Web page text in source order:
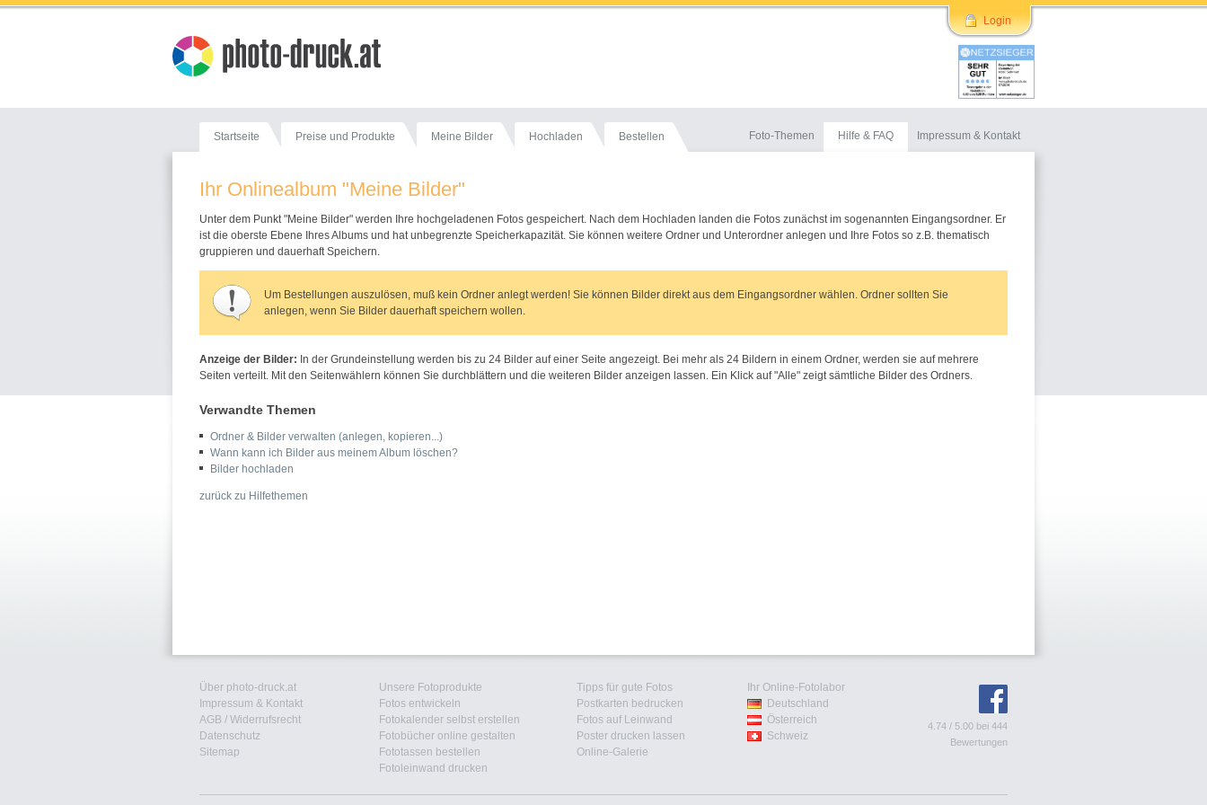
Login
Startseite Preise und Produkte Meine Bilder Hochladen Bestellen Foto-Themen Hilfe & FAQ Impressum & Kontakt
Ihr Onlinealbum "Meine Bilder"
Unter dem Punkt "Meine Bilder" werden Ihre hochgeladenen Fotos gespeichert. Nach dem Hochladen landen die Fotos zunächst im sogenannten Eingangsordner. Er
ist die oberste Ebene Ihres Albums und hat unbegrenzte Speicherkapazität. Sie können weitere Ordner und Unterordner anlegen und Ihre Fotos so z.B. thematisch
gruppieren und dauerhaft Speichern.
Um Bestellungen auszulösen, muß kein Ordner anlegt werden! Sie können Bilder direkt aus dem Eingangsordner wählen. Ordner sollten Sie
anlegen, wenn Sie Bilder dauerhaft speichern wollen.
Anzeige der Bilder: In der Grundeinstellung werden bis zu 24 Bilder auf einer Seite angezeigt. Bei mehr als 24 Bildern in einem Ordner, werden sie auf mehrere
Seiten verteilt. Mit den Seitenwählern können Sie durchblättern und die weiteren Bilder anzeigen lassen. Ein Klick auf "Alle" zeigt sämtliche Bilder des Ordners.
Verwandte Themen
Ordner & Bilder verwalten (anlegen, kopieren...)
Wann kann ich Bilder aus meinem Album löschen?
Bilder hochladen
zurück zu Hilfethemen
Über photo-druck.at
Impressum & Kontakt
AGB / Widerrufsrecht
Datenschutz
Sitemap
Unsere Fotoprodukte
Fotos entwickeln
Fotokalender selbst erstellen
Fotobücher online gestalten
Fototassen bestellen
Fotoleinwand drucken
Tipps für gute Fotos
Postkarten bedrucken
Fotos auf Leinwand
Poster drucken lassen
Online-Galerie
Ihr Online-Fotolabor
Deutschland
Österreich
Schweiz
4.74 / 5.00 bei 444
Bewertungen